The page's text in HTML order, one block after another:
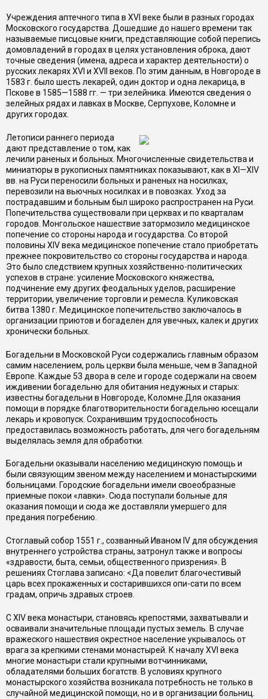
Учреждения аптечного типа в XVI веке были в разных городах
Московского государства. Дошедшие до нашего времени так
называемые писцовые книги, представляющие собой перепись
домовладений в городах в целях установления оброка, дают
точные сведения (имена, адреса и характер деятельности) о
русских лекарях XVI и XVII веков. По этим данным, в Новгороде в
1583 г. было шесть лекарей, один доктор и одна лекарица, в
Пскове в 1585—1588 гг. — три зелейника. Имеются сведения о
зелейных рядах и лавках в Москве, Серпухове, Коломне и
других городах.
Летописи раннего периода
дают представление о том, как
лечили раненых и больных. Многочисленные свидетельства и
миниатюры в рукописных памятниках показывают, как в XI—XIV
вв. на Руси переносили больных и раненых на носилках,
перевозили на вьючных носилках и в повозках. Уход за
пострадавшим и больным был широко распространен на Руси.
Попечительства существовали при церквах и по кварталам
городов. Монгольское нашествие затормозило медицинское
попечение со стороны народа и государства. Со второй
половины XIV века медицинское попечение стало приобретать
прежнее покровительство со стороны государства и народа.
Это было следствием крупных хозяйственно-политических
успехов в стране: усиление Московского княжества,
подчинение ему других феодальных уделов, расширение
территории, увеличение торговли и ремесла. Куликовская
битва 1380 г. Медицинское попечительство заключалось в
организации приютов и богаделен для увечных, калек и других
хронически больных.
Богадельни в Московской Руси содержались главным образом
самим населением, роль церкви была меньше, чем в Западной
Европе. Каждые 53 двора в селе и городе содержали на своем
иждивении богадельню для обитания недужных и старых:
известны богадельни в Новгороде, Коломне.Для оказания
помощи в порядке благотворительности богадельню юсещали
лекарь и кровопуск. Сохранившим трудоспособность
предоставилась возможность работать, для чего богадельням
выделялась земля для обработки.
Богадельни оказывали населению медицинскую помощь и
были связующим звеном между населением и монастырскими
больницами. Городские богадельни имели своеобразные
приемные покои «лавки». Сюда поступали больные для
оказания помощи и сюда же доставляли умершего для
предания погребению.
Стоглавый собор 1551 г., созванный Иваном IV для обсуждения
внутреннего устройства страны, затронул также и вопросы
«здравости, быта, семьи, общественного призрения». В
решениях Стоглава записано: <Да повелит благочестивый
царь всех прокаженных и состарившихся опи-сати по всем
градам, опричь здравых строев.
С XIV века монастыри, становясь крепостями, захватывали и
осваивали значительные площади пустых земель. В случае
вражеского нашествия окрестное население укрывалось от
врага за крепкими стенами монастырей. К началу XVI века
многие монастыри стали крупными вотчинниками,
обладателями больших богатств. В условиях крупного
монастырского хозяйства возникала потребность не только в
случайной медицинской помощи, но и в организации больниц.